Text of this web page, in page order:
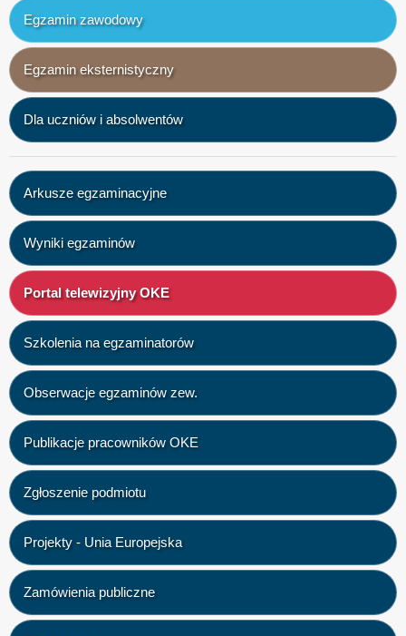
Egzamin zawodowy
Egzamin eksternistyczny
Dla uczniów i absolwentów
Arkusze egzaminacyjne
Wyniki egzaminów
Portal telewizyjny OKE
Szkolenia na egzaminatorów
Obserwacje egzaminów zew.
Publikacje pracowników OKE
Zgłoszenie podmiotu
Projekty - Unia Europejska
Zamówienia publiczne